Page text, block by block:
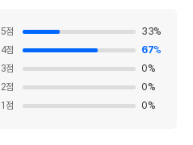
5점 33%
4점 67%
3점 0%
2점 0%
1 점 0%